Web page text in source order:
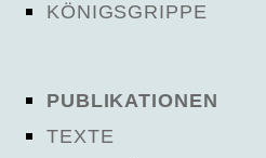
KÖNIGSGRIPPE
PUBLIKATIONEN
TEXTE